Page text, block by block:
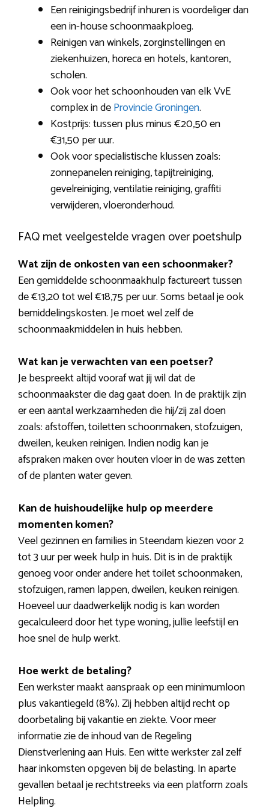
Een reinigingsbedrijf inhuren is voordeliger dan
een in-house schoonmaakploeg.
Reinigen van winkels, zorginstellingen en
ziekenhuizen, horeca en hotels, kantoren,
scholen.
Ook voor het schoonhouden van elk VvE
complex in deProvincie Groningen.
Kostprijs: tussen plus minus €20,50 en
€31,50 per uur.
Ook voor specialistische klussen zoals:
zonnepanelen reiniging, tapijtreiniging,
gevelreiniging, ventilatie reiniging, graffiti
verwijderen, vloeronderhoud.
FAQ met veelgestelde vragen over poetshulp
Wat zijn de onkosten van een schoonmaker?
Een gemiddelde schoonmaakhulp factureert tussen
de €13,20 tot wel €18,75 per uur. Soms betaal je ook
bemiddelingskosten. Je moet wel zelf de
schoonmaakmiddelen in huis hebben.
Wat kan je verwachten van een poetser?
Je bespreekt altijd vooraf wat jij wil dat de
schoonmaakster die dag gaat doen. In de praktijk zijn
er een aantal werkzaamheden die hij/zij zal doen
zoals: afstoffen, toiletten schoonmaken, stofzuigen,
dweilen, keuken reinigen. Indien nodig kan je
afspraken maken over houten vloer in de was zetten
of de planten water geven.
Kan de huishoudelijke hulp op meerdere
momenten komen?
Veel gezinnen en families in Steendam kiezen voor 2
tot 3 uur per week hulp in huis. Dit is in de praktijk
genoeg voor onder andere het toilet schoonmaken,
stofzuigen, ramen lappen, dweilen, keuken reinigen.
Hoeveel uur daadwerkelijk nodig is kan worden
gecalculeerd door het type woning, jullie leefstijl en
hoe snel de hulp werkt.
Hoe werkt de betaling?
Een werkster maakt aanspraak op een minimumloon
plus vakantiegeld (8%). Zij hebben altijd recht op
doorbetaling bij vakantie en ziekte. Voor meer
informatie zie de inhoud van de Regeling
Dienstverlening aan Huis. Een witte werkster zal zelf
haar inkomsten opgeven bij de belasting. In aparte
gevallen betaal je rechtstreeks via een platform zoals
Helpling.